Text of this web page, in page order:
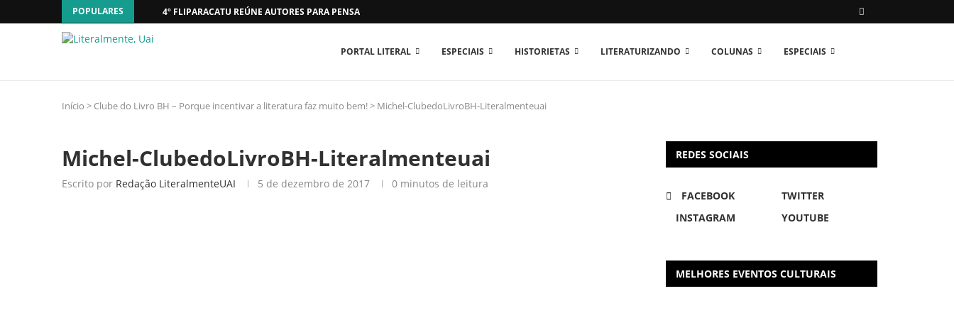
POPULARES 4º FLIPARACATU REÚNE AUTORES PARA PENSAR O MUNDO...
PORTAL LITERAL ESPECIAIS HISTORIETAS LITERATURIZANDO COLUNAS ESPECIAIS
Início > Clube do Livro BH – Porque incentivar a literatura faz muito bem!> Michel-ClubedoLivroBH-Literalmenteuai
Michel-ClubedoLivroBH-Literalmenteuai
Escrito por Redação LiteralmenteUAI 5 de dezembro de 2017 0 minutos de leitura
REDES SOCIAIS
FACEBOOK
TWITTER
INSTAGRAM
YOUTUBE
MELHORES EVENTOS CULTURAIS